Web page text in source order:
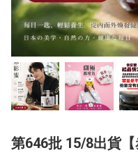
第646批 15/8出貨